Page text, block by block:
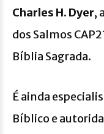
Charles H. Dyer,
dos Salmos
Bíblia Sagrada.
É ainda
Bíblico e